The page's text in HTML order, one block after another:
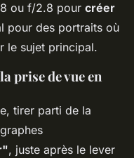
ou f/2.8 pour créer
pour des portraits où
le sujet principal.
prise de vue en
tirer parti de la
, juste après le lever